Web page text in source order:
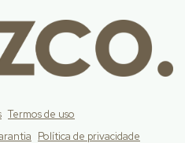
Termos de uso
Política de privacidade